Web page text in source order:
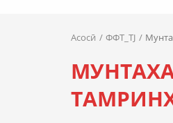
Асосӣ ФФТ_TJ